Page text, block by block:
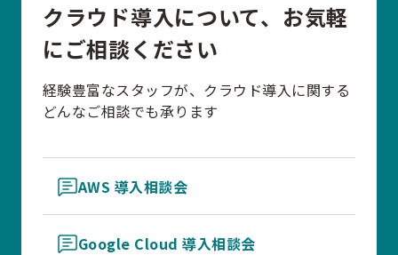
クラウド導入について、お気軽
にご相談ください
経験豊富なスタッフが、クラウド導入に関する
どんなご相談でも承ります
AWS 導入相談会
Google Cloud 導入相談会